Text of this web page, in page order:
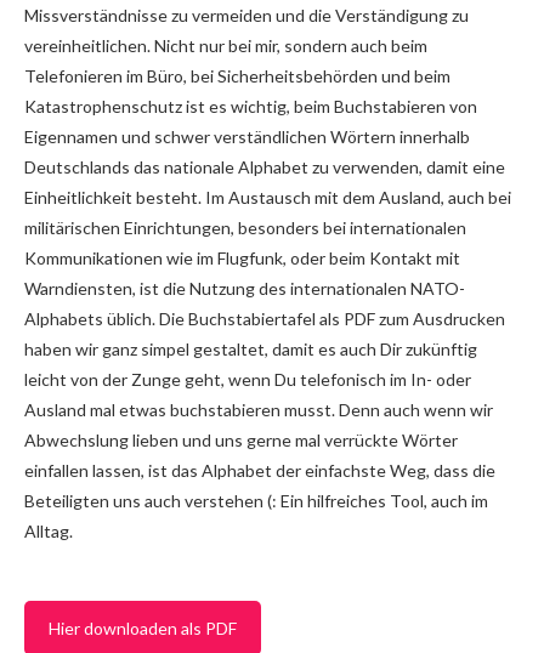
Missverständnisse zu vermeiden und die Verständigung zu
vereinheitlichen. Nicht nur bei mir, sondern auch beim
Telefonieren im Büro, bei Sicherheitsbehörden und beim
Katastrophenschutz ist es wichtig, beim Buchstabieren von
Eigennamen und schwer verständlichen Wörtern innerhalb
Deutschlands das nationale Alphabet zu verwenden, damit eine
Einheitlichkeit besteht. Im Austausch mit dem Ausland, auch bei
militärischen Einrichtungen, besonders bei internationalen
Kommunikationen wie im Flugfunk, oder beim Kontakt mit
Warndiensten, ist die Nutzung des internationalen NATO-
Alphabets üblich. Die Buchstabiertafel als PDF zum Ausdrucken
haben wir ganz simpel gestaltet, damit es auch Dir zukünftig
leicht von der Zunge geht, wenn Du telefonisch im In- oder
Ausland mal etwas buchstabieren musst. Denn auch wenn wir
Abwechslung lieben und uns gerne mal verrückte Wörter
einfallen lassen, ist das Alphabet der einfachste Weg, dass die
Beteiligten uns auch verstehen (: Ein hilfreiches Tool, auch im
Alltag.
Hier downloaden als PDF